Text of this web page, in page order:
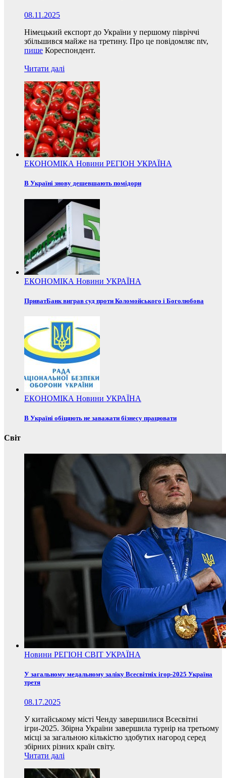
08.11.2025
Німецький експорт до України у першому півріччі
збільшився майже на третину. Про це повідомляє ntv,
пише Кореспондент.
Читати далі
ЕКОНОМІКА Новини РЕГІОН УКРАЇНА
В Україні знову дешевшають помідори
ЕКОНОМІКА Новини УКРАЇНА
ПриватБанк виграв суд проти Коломойського і Боголюбова
ЕКОНОМІКА Новини УКРАЇНА
В Україні обіцяють не заважати бізнесу працювати
Світ
Новини РЕГІОН СВІТ УКРАЇНА
У загальному медальному заліку Всесвітніх ігор-2025 Україна
третя
08.17.2025
У китайському місті Ченду завершилися Всесвітні
ігри-2025. Збірна України завершила турнір на третьому
місці за загальною кількістю здобутих нагород серед
збірних різних країн світу.
Читати далі